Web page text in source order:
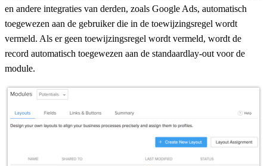
en andere integraties van derden, zoals Google Ads, automatisch
toegewezen aan de gebruiker die in de toewijzingsregel wordt
vermeld. Als er geen toewijzingsregel wordt vermeld, wordt de
record automatisch toegewezen aan de standaardlay-out voor de
module.